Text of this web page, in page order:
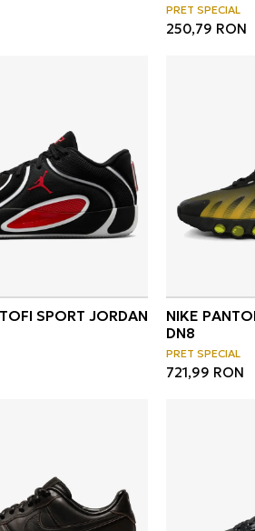
PRET SPECIAL
250,79 RON
SPORT JORDAN
NIKE
DN8
PRET SPECIAL
721,99 RON